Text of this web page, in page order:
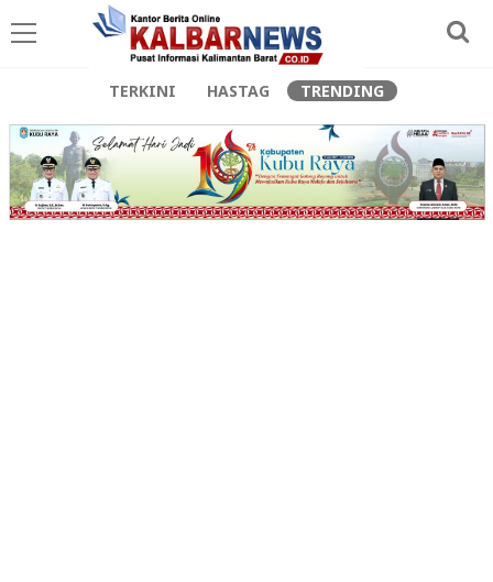
TERKINI HASTAG TRENDING